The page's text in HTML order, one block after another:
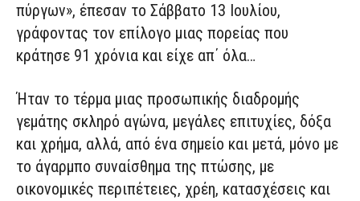
πύργων», έπεσαν το Σάββατο 13 Ιουλίου,
γράφοντας τον επίλογο μιας πορείας που
κράτησε 91 χρόνια και είχε απ΄ όλα…
Ήταν το τέρμα μιας προσωπικής διαδρομής
γεμάτης σκληρό αγώνα, μεγάλες επιτυχίες, δόξα
και χρήμα, αλλά, από ένα σημείο και μετά, μόνο με
το άγαρμπο συναίσθημα της πτώσης, με
οικονομικές περιπέτειες, χρέη, κατασχέσεις και